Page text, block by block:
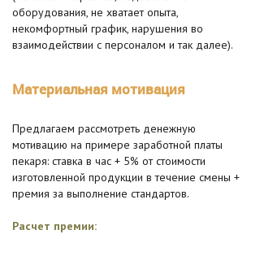
оборудования, не хватает опыта,
некомфортный график, нарушения во
взаимодействии с персоналом и так далее).
Материальная мотивация
Предлагаем рассмотреть денежную
мотивацию на примере заработной платы
пекаря: ставка в час + 5% от стоимости
изготовленной продукции в течение смены +
премия за выполнение стандартов.
Расчет премии: